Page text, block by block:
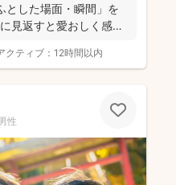
とした場面・瞬間」を
見返すと愛おしく感じ
クティブ： 12時間以内
性